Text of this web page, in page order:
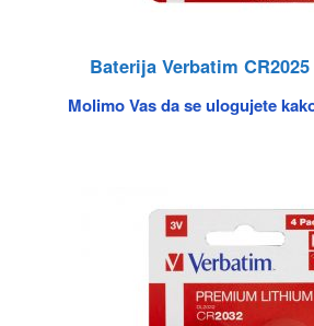
Baterija Verbatim
Molimo Vas da se ulogujete